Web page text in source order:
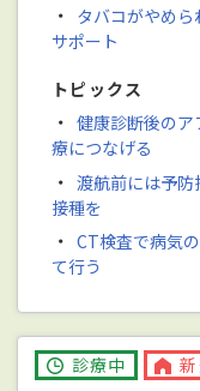
・ タバコがやめ
サポート
トピックス
・ 健康診断後のア
療につなげる
・ 渡航前には予防
接種を
・ CT検査で病気
て行う
診療中